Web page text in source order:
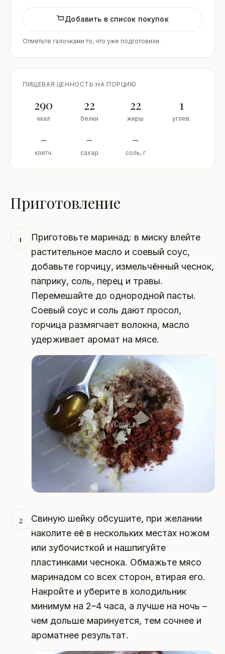
Добавить в список покупок
Отметьте галочками то, что уже подготовили.
ПИЩЕВАЯ ЦЕННОСТЬ НА ПОРЦИЮ
290
ккал
22
белки
22
жиры
1
углев.
–
клетч.
–
сахар
–
соль, г
Приготовление
1
Приготовьте маринад: в миску влейте
растительное масло и соевый соус,
добавьте горчицу, измельчённый чеснок,
паприку, соль, перец и травы.
Перемешайте до однородной пасты.
Соевый соус и соль дают просол,
горчица размягчает волокна, масло
удерживает аромат на мясе.
2
Свиную шейку обсушите, при желании
наколите её в нескольких местах ножом
или зубочисткой и нашпигуйте
пластинками чеснока. Обмажьте мясо
маринадом со всех сторон, втирая его.
Накройте и уберите в холодильник
минимум на 2–4 часа, а лучше на ночь –
чем дольше маринуется, тем сочнее и
ароматнее результат.